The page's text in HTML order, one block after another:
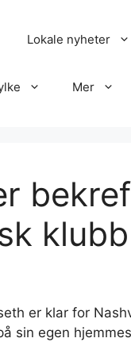
Lokale nyheter
Mer
klubb
er klar for
sin egen